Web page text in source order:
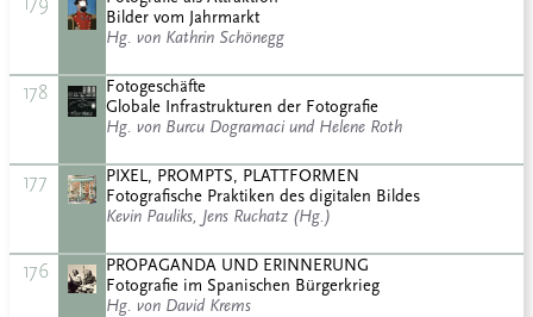
Bilder vom Jahrmarkt
Hg. von Kathrin Schönegg
178
Fotogeschäfte
Globale Infrastrukturen der Fotografie
Hg. von Burcu Dogramaci und Helene Roth
177
PIXEL, PROMPTS, PLATTFORMEN
Fotografische Praktiken des digitalen Bildes
Kevin Pauliks, Jens Ruchatz (Hg.)
176
PROPAGANDA UND ERINNERUNG
Fotografie im Spanischen Bürgerkrieg
Hg. von David Krems